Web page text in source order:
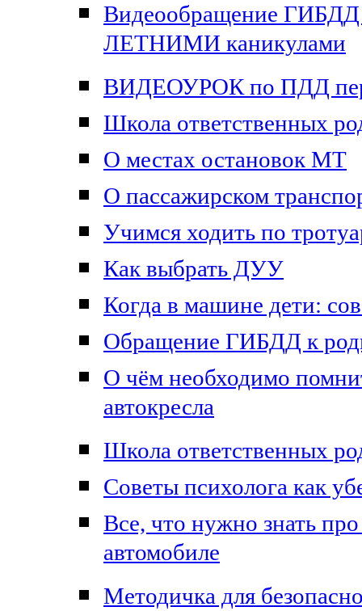
Видеообращение
ЛЕТНИМИ каникулами
ВИДЕОУРОК по ПДД
Школа ответственных
О местах остановок МТ
О пассажирском
Учимся ходить по
Как выбрать ДУУ
Когда в машине дети:
Обращение ГИБДД к
О чём необходимо
автокресла
Школа ответственных
Советы психолога как
Все, что нужно знать
автомобиле
Методичка для